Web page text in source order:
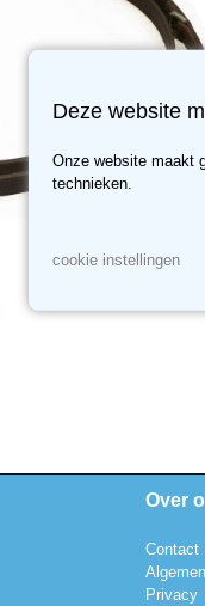
Over
Contact
Privacy
Deze website
Onze website maakt
technieken.
cookie instellingen